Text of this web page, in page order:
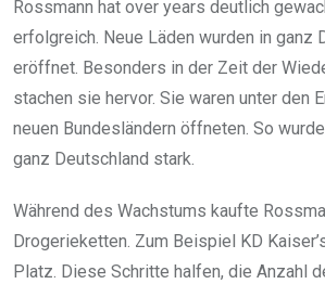
Rossmann hat over years deutlich
erfolgreich. Neue Läden wurden in ganz
eröffnet. Besonders in der Zeit der
stachen sie hervor. Sie waren unter den
neuen Bundesländern öffneten. So
ganz Deutschland stark.
Während des Wachstums kaufte
Drogerieketten. Zum Beispiel KD
Platz. Diese Schritte halfen, die Anzahl